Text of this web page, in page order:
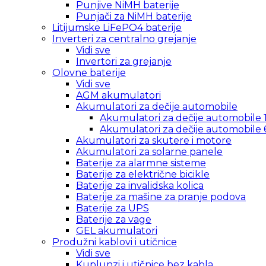
Punjive NiMH baterije
Punjači za NiMH baterije
Litijumske LiFePO4 baterije
Inverteri za centralno grejanje
Vidi sve
Invertori za grejanje
Olovne baterije
Vidi sve
AGM akumulatori
Akumulatori za dečije automobile
Akumulatori za dečije automobile
Akumulatori za dečije automobile
Akumulatori za skutere i motore
Akumulatori za solarne panele
Baterije za alarmne sisteme
Baterije za električne bicikle
Baterije za invalidska kolica
Baterije za mašine za pranje podova
Baterije za UPS
Baterije za vage
GEL akumulatori
Produžni kablovi i utičnice
Vidi sve